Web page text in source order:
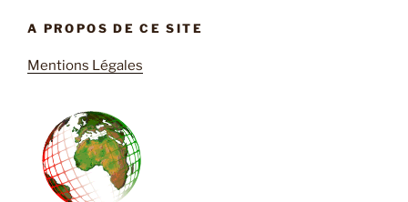
A PROPOS DE CE SITE
Mentions Légales